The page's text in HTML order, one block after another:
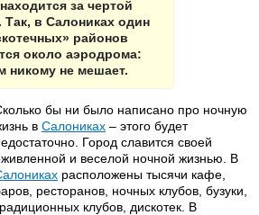
за чертой
Так, в Салониках один
районов
около аэродрома:
никому не мешает.
бы ни было написано про ночную
в Салониках – этого будет
Город славится своей
и веселой ночной жизнью. В
расположены тысячи кафе,
ресторанов, ночных клубов, бузуки,
клубов, дискотек. В